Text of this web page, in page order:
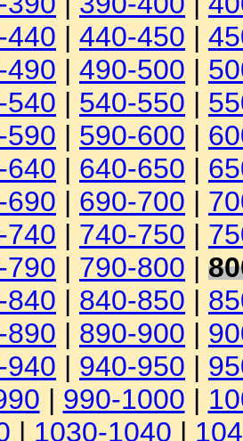
440 | 440-450 |
490 | 490-500 |
540 | 540-550 |
590 | 590-600 |
640 | 640-650 |
690 | 690-700 |
740 | 740-750 |
790 | 790-800 |
840 | 840-850 |
890 | 890-900 |
940 | 940-950 |
| 990-1000 |
| 1030-1040 |